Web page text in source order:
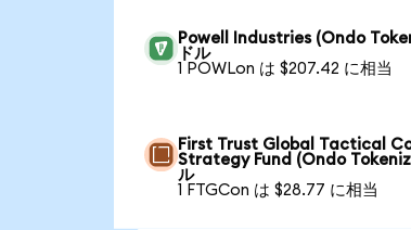
Powell Industries (Ondo
ドル
1 POWLon は $207.42 に相当
First Trust Global Tactical
Strategy Fund (Ondo
ル
1 FTGCon は $28.77 に相当